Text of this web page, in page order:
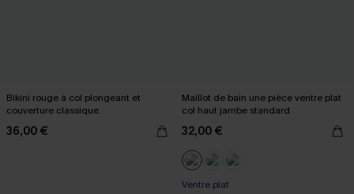
Bikini rouge à col plongeant et
couverture classique
36,00 €
Maillot de bain une pièce ventre plat
col haut jambe standard
32,00 €
Ventre plat